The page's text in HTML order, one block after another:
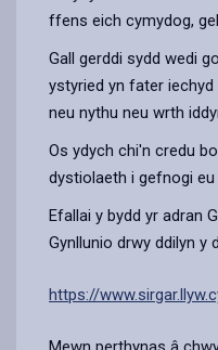
ffens eich cymydog,
Gall gerddi sydd wedi
ystyried yn fater
neu nythu neu wrth
Os ydych chi'n credu
dystiolaeth i gefnogi
Efallai y bydd yr adran
Gynllunio drwy ddilyn y
https://